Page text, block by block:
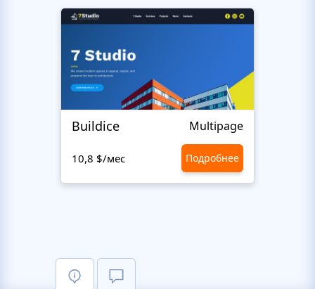
Buildice Multipage
10,8 $/мес Подробнее